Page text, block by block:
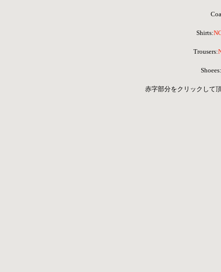
Shirts:
Trousers:
Shoees:
赤字部分をクリックして